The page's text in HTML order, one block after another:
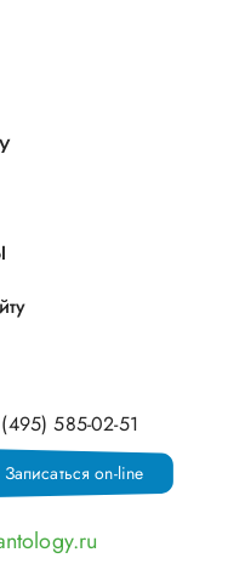
585-02-51
Записаться on-line